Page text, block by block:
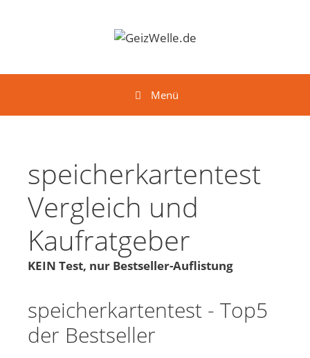
Menü
speicherkartentest
Vergleich und
Kaufratgeber
KEIN Test, nur Bestseller-Auflistung
speicherkartentest - Top5
der Bestseller